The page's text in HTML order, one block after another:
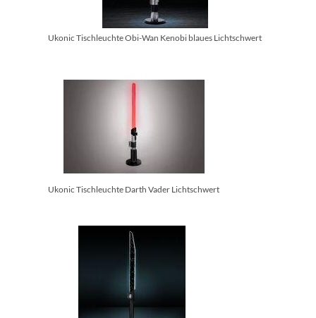
Ukonic Tischleuchte Obi-Wan Kenobi blaues Lichtschwert
Ukonic Tischleuchte Darth Vader Lichtschwert